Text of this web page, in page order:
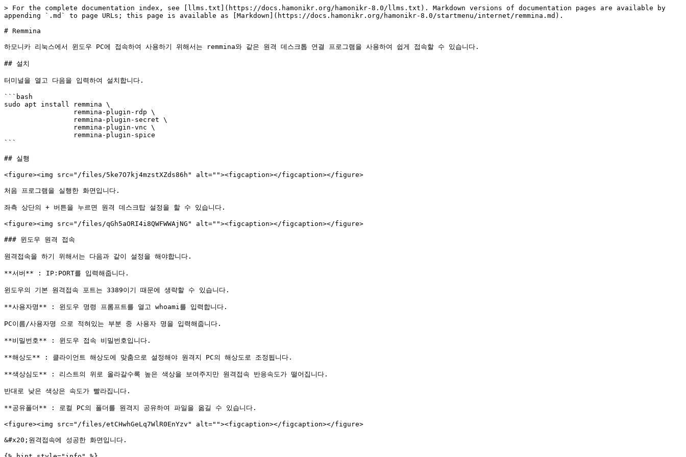
> For the complete documentation index, see [llms.txt](https://docs.hamonikr.org/hamonikr-8.0/llms.txt). Markdown versions of documentation pages are available by
appending `.md` to page URLs; this page is available as [Markdown](https://docs.hamonikr.org/hamonikr-8.0/startmenu/internet/remmina.md).
# Remmina
하모니카 리눅스에서 윈도우 PC에 접속하여 사용하기 위해서는 remmina와 같은 원격 데스크톱 연결 프로그램을 사용하여 쉽게 접속할 수 있습니다.
## 설치
터미널을 열고 다음을 입력하여 설치합니다.
```bash
sudo apt install remmina \
```
## 실행
<figure><img src="/files/5ke7O7kj4mzstXZds86h" alt=""><figcaption></figcaption></figure>
처음 프로그램을 실행한 화면입니다.
좌측 상단의 + 버튼을 누르면 원격 데스크탑 설정을 할 수 있습니다.
<figure><img src="/files/qGh5aORI4i8QWFWWAjNG" alt=""><figcaption></figcaption></figure>
### 윈도우 원격 접속
원격접속을 하기 위해서는 다음과 같이 설정을 해야합니다.
**서버** : IP:PORT를 입력해줍니다.
윈도우의 기본 원격접속 포트는 3389이기 때문에 생략할 수 있습니다.
**사용자명** : 윈도우 명령 프롬프트를 열고 whoami를 입력합니다.
PC이름/사용자명 으로 적혀있는 부분 중 사용자 명을 입력해줍니다.
**비밀번호** : 윈도우 접속 비밀번호입니다.
**해상도** : 클라이언트 해상도에 맞춤으로 설정해야 원격지 PC의 해상도로 조정됩니다.
**색상심도** : 리스트의 위로 올라갈수록 높은 색상을 보여주지만 원격접속 반응속도가 떨어집니다.
반대로 낮은 색상은 속도가 빨라집니다.
**공유폴더** : 로컬 PC의 폴더를 원격지 공유하여 파일을 옮길 수 있습니다.
<figure><img src="/files/etCHwhGeLq7WlR0EnYzv" alt=""><figcaption></figcaption></figure>
&#x20;원격접속에 성공한 화면입니다.